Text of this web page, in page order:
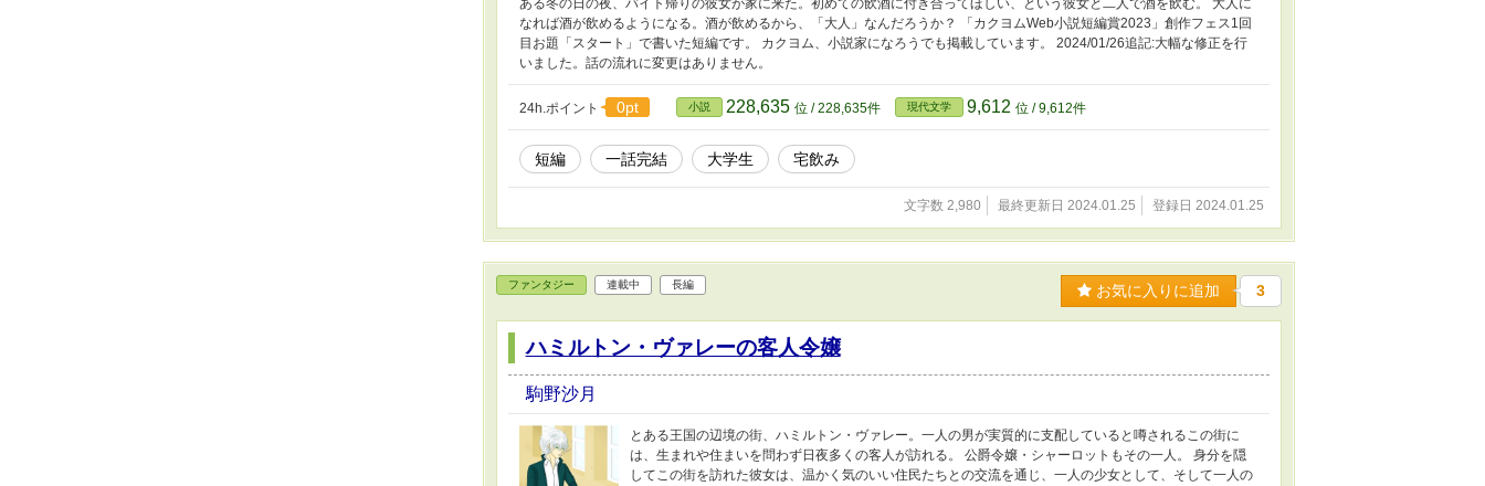
ある冬の日の夜、バイト帰りの彼女が家に来た。初めての飲酒に付き合ってほしい、という彼女と二人で酒を飲む。 大人に
なれば酒が飲めるようになる。酒が飲めるから、「大人」なんだろうか？ 「カクヨムWeb小説短編賞2023」創作フェス1回
目お題「スタート」で書いた短編です。 カクヨム、小説家になろうでも掲載しています。 2024/01/26追記:大幅な修正を行
いました。話の流れに変更はありません。
24h.ポイント 0pt 小説 228,635 位 / 228,635件 現代文学 9,612 位 / 9,612件
短編 一話完結 大学生 宅飲み
文字数 2,980 最終更新日 2024.01.25 登録日 2024.01.25
ファンタジー 連載中 長編 お気に入りに追加 3
ハミルトン・ヴァレーの客人令嬢
駒野沙月
とある王国の辺境の街、ハミルトン・ヴァレー。一人の男が実質的に支配していると噂されるこの街に
は、生まれや住まいを問わず日夜多くの客人が訪れる。 公爵令嬢・シャーロットもその一人。 身分を隠
してこの街を訪れた彼女は、温かく気のいい住民たちとの交流を通じ、一人の少女として、そして一人の